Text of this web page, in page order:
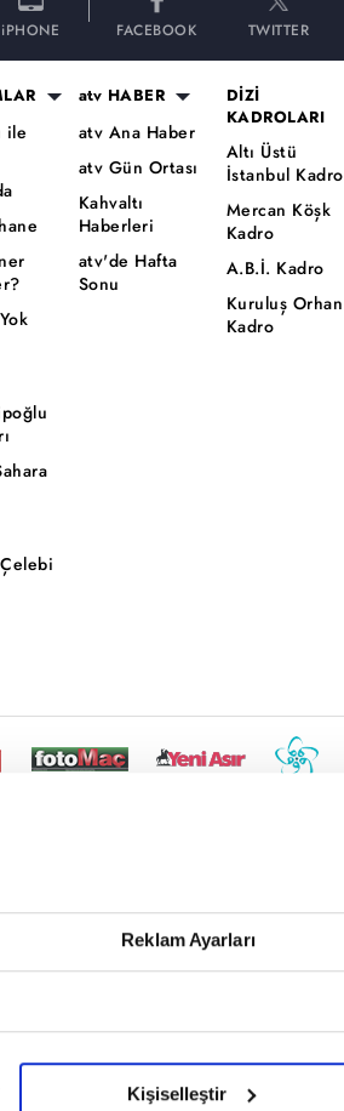
Reklam Ayarları
Kişiselleştir
iPHONE FACEBOOK TWITTER
ile
atv HABER
atv Ana Haber
atv Gün Ortası
Kahvaltı
Haberleri
atv'de Hafta
Sonu
DİZİ
KADROLARI
Altı Üstü
İstanbul Kadro
Mercan Köşk
Kadro
A.B.İ. Kadro
Kuruluş Orhan
Kadro